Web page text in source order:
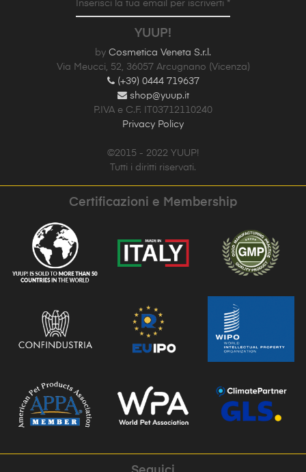
Inserisci la tua email per iscriverti *
YUUP!
by Cosmetica Veneta S.r.l.
Via Meucci, 52, 36057 Arcugnano (Vicenza)
(+39) 0444 719637
shop@yuup.it
P.IVA e C.F. IT03712110240
Privacy Policy
©2015 - 2022 YUUP!
Tutti i diritti riservati.
Certificazioni e Membership